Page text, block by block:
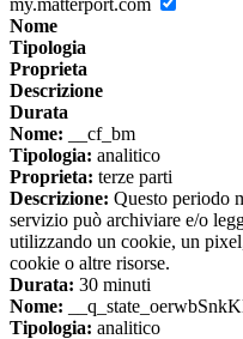
Nome
Tipologia
Proprieta
Descrizione
Durata
Nome: __cf_bm
Tipologia: analitico
Proprieta: terze parti
Descrizione: Questo periodo
servizio può archiviare e/o
utilizzando un cookie, un
cookie o altre risorse.
Durata: 30 minuti
Nome:
Tipologia: analitico